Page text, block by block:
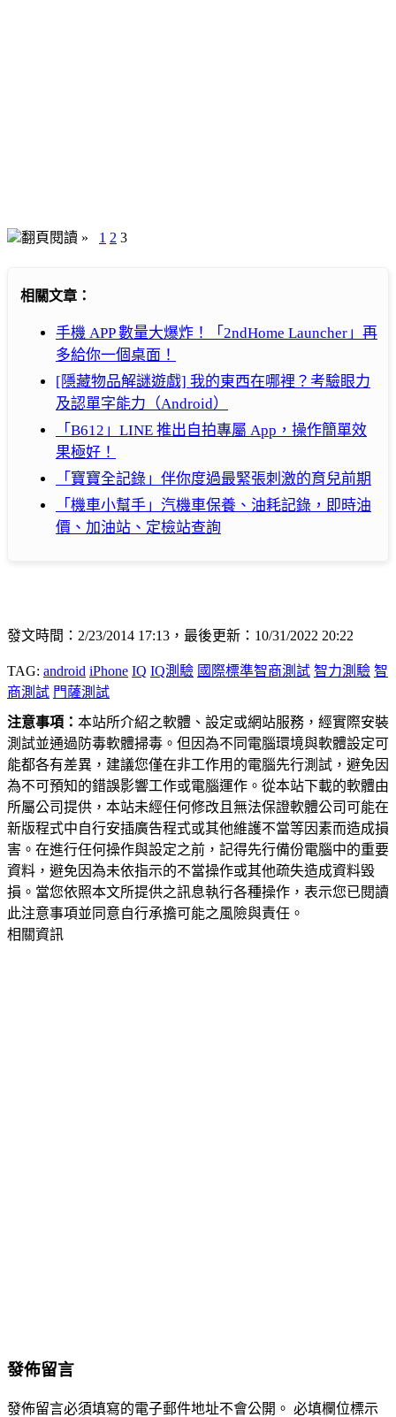
翻頁閱讀 » 1 2 3
相關文章：
手機 APP 數量大爆炸！「2ndHome Launcher」再
多給你一個桌面！
[隱藏物品解謎遊戲] 我的東西在哪裡？考驗眼力
及認單字能力（Android）
「B612」LINE 推出自拍專屬 App，操作簡單效
果極好！
「寶寶全記錄」伴你度過最緊張刺激的育兒前期
「機車小幫手」汽機車保養、油耗記錄，即時油
價、加油站、定檢站查詢
發文時間：2/23/2014 17:13，最後更新：10/31/2022 20:22
TAG: android iPhone IQ IQ測驗 國際標準智商測試 智力測驗 智
商測試 門薩測試
注意事項： 本站所介紹之軟體、設定或網站服務，經實際安裝
測試並通過防毒軟體掃毒。但因為不同電腦環境與軟體設定可
能都各有差異，建議您僅在非工作用的電腦先行測試，避免因
為不可預知的錯誤影響工作或電腦運作。從本站下載的軟體由
所屬公司提供，本站未經任何修改且無法保證軟體公司可能在
新版程式中自行安插廣告程式或其他維護不當等因素而造成損
害。在進行任何操作與設定之前，記得先行備份電腦中的重要
資料，避免因為未依指示的不當操作或其他疏失造成資料毀
損。當您依照本文所提供之訊息執行各種操作，表示您已閱讀
此注意事項並同意自行承擔可能之風險與責任。
相關資訊
發佈留言
發佈留言必須填寫的電子郵件地址不會公開。 必填欄位標示